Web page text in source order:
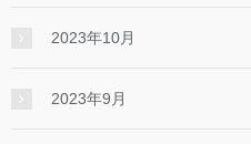
2023年10月
2023年9月